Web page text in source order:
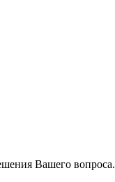
Вашего вопроса.